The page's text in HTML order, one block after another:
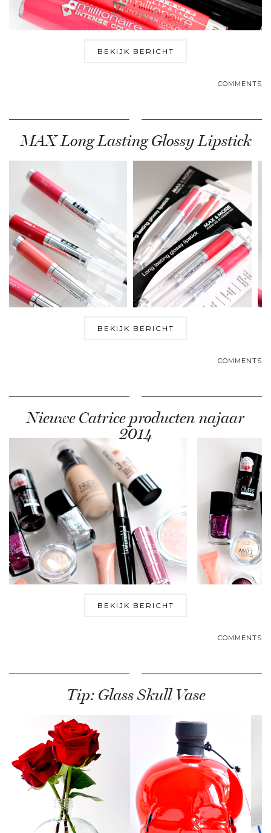
BEKIJK BERICHT
COMMENTS
MAX Long Lasting Glossy Lipstick
BEKIJK BERICHT
COMMENTS
Nieuwe Catrice producten najaar
2014
BEKIJK BERICHT
COMMENTS
Tip: Glass Skull Vase